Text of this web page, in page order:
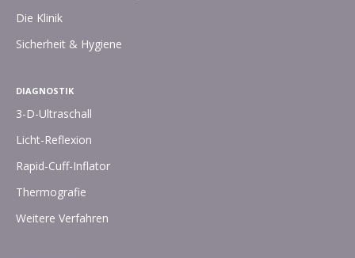
Die Klinik
Sicherheit & Hygiene
DIAGNOSTIK
3-D-Ultraschall
Licht-Reflexion
Rapid-Cuff-Inflator
Thermografie
Weitere Verfahren